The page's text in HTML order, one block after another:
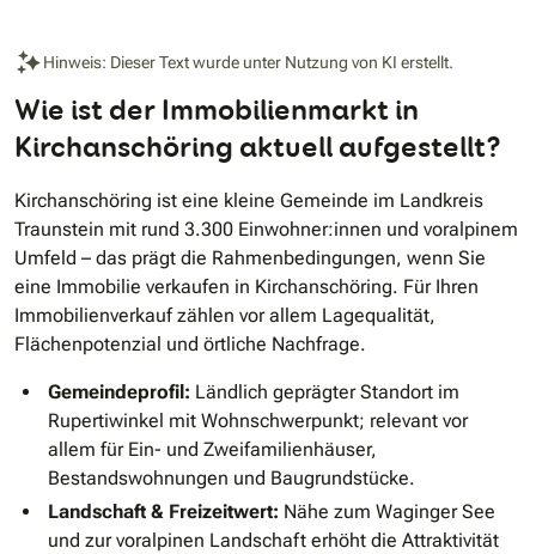
Hinweis: Dieser Text wurde unter Nutzung von KI erstellt.
Wie ist der Immobilienmarkt in
Kirchanschöring aktuell aufgestellt?
Kirchanschöring ist eine kleine Gemeinde im Landkreis
Traunstein mit rund 3.300 Einwohner:innen und voralpinem
Umfeld – das prägt die Rahmenbedingungen, wenn Sie
eine Immobilie verkaufen in Kirchanschöring. Für Ihren
Immobilienverkauf zählen vor allem Lagequalität,
Flächenpotenzial und örtliche Nachfrage.
Gemeindeprofil: Ländlich geprägter Standort im
Rupertiwinkel mit Wohnschwerpunkt; relevant vor
allem für Ein- und Zweifamilienhäuser,
Bestandswohnungen und Baugrundstücke.
Landschaft & Freizeitwert: Nähe zum Waginger See
und zur voralpinen Landschaft erhöht die Attraktivität